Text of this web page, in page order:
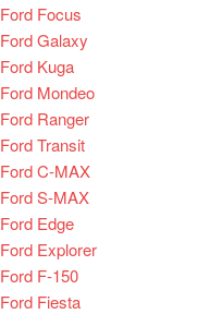
Ford Focus
Ford Galaxy
Ford Kuga
Ford Mondeo
Ford Ranger
Ford Transit
Ford C-MAX
Ford S-MAX
Ford Edge
Ford Explorer
Ford F-150
Ford Fiesta